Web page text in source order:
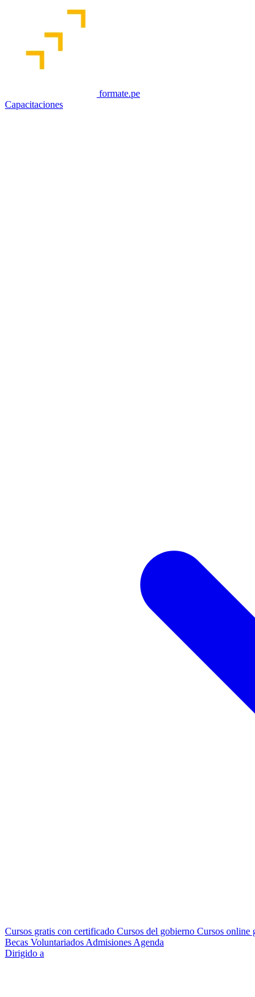
formate.pe
Capacitaciones
Cursos gratis con certificado Cursos del gobierno Cursos online
Becas Voluntariados Admisiones Agenda
Dirigido a